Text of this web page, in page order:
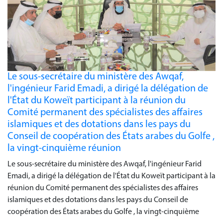
Le sous-secrétaire du ministère des Awqaf,
l'ingénieur Farid Emadi, a dirigé la délégation de
l'État du Koweït participant à la réunion du
Comité permanent des spécialistes des affaires
islamiques et des dotations dans les pays du
Conseil de coopération des États arabes du Golfe ,
la vingt-cinquième réunion
Le sous-secrétaire du ministère des Awqaf, l'ingénieur Farid
Emadi, a dirigé la délégation de l'État du Koweït participant à la
réunion du Comité permanent des spécialistes des affaires
islamiques et des dotations dans les pays du Conseil de
coopération des États arabes du Golfe , la vingt-cinquième